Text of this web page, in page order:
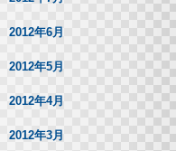
2012年6月
2012年5月
2012年4月
2012年3月